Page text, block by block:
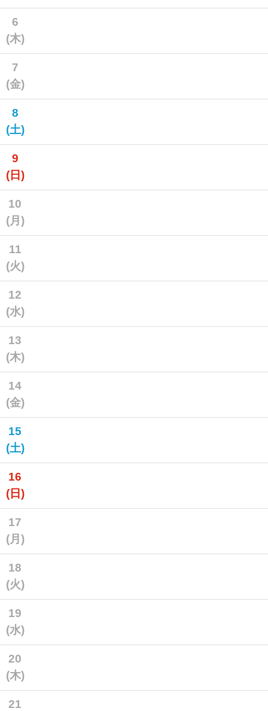
6
(木)
7
(金)
8
(土)
9
(日)
10
(月)
11
(火)
12
(水)
13
(木)
14
(金)
15
(土)
16
(日)
17
(月)
18
(火)
19
(水)
20
(木)
21